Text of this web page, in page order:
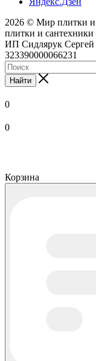
2026 © Мир плитки и
плитки и сантехники
ИП Сидлярук
323390000066231
Найти
0
0
Корзина